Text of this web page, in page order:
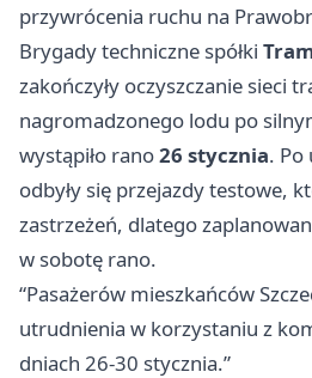
przywrócenia ruchu na
Brygady techniczne spółki
zakończyły oczyszczanie sieci
nagromadzonego lodu po
wystąpiło rano26 stycznia. Po
odbyły się przejazdy testowe,
zastrzeżeń, dlatego
w sobotę rano.
“Pasażerów mieszkańców
utrudnienia w korzystaniu z
dniach 26-30 stycznia.”